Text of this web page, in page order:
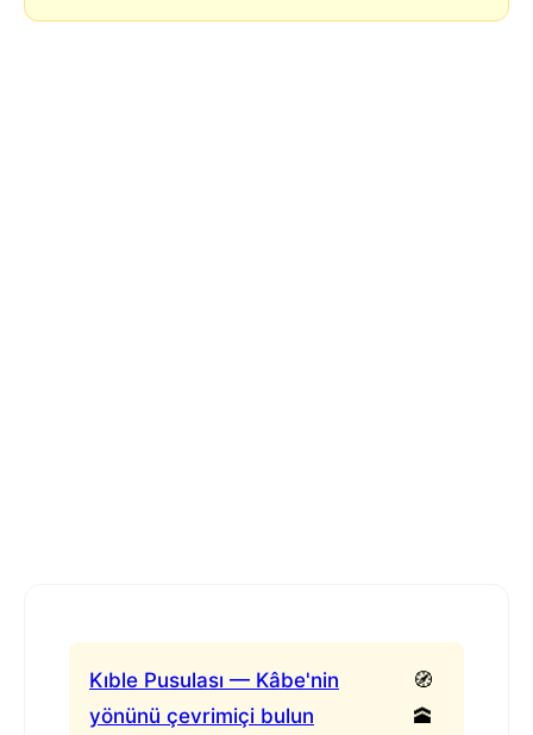
Kıble Pusulası — Kâbe'nin
yönünü çevrimiçi bulun
🧭
🕋